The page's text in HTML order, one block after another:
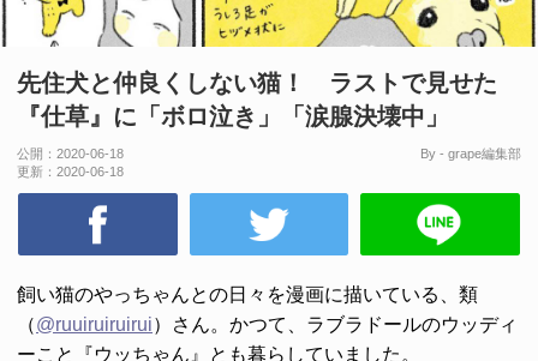
先住犬と仲良くしない猫！ ラストで見せた
『仕草』に「ボロ泣き」「涙腺決壊中」
公開： 2020-06-18
更新： 2020-06-18
By - grape編集部
飼い猫のやっちゃんとの日々を漫画に描いている、類
（@ruuiruiruirui）さん。かつて、ラブラドールのウッディ
ーこと『ウッちゃん』とも暮らしていました。